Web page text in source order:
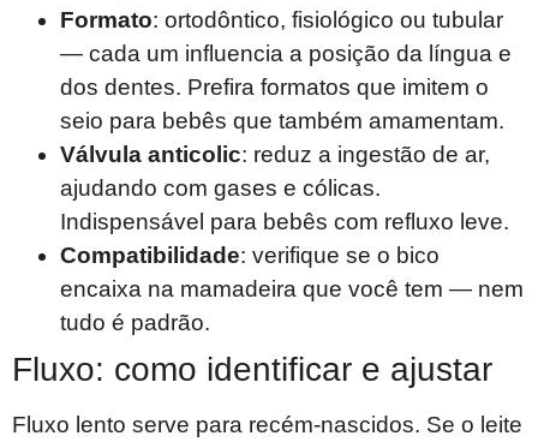
Formato: ortodôntico, fisiológico ou tubular
— cada um influencia a posição da língua e
dos dentes. Prefira formatos que imitem o
seio para bebês que também amamentam.
Válvula anticolic: reduz a ingestão de ar,
ajudando com gases e cólicas.
Indispensável para bebês com refluxo leve.
Compatibilidade: verifique se o bico
encaixa na mamadeira que você tem — nem
tudo é padrão.
Fluxo: como identificar e ajustar
Fluxo lento serve para recém-nascidos. Se o leite